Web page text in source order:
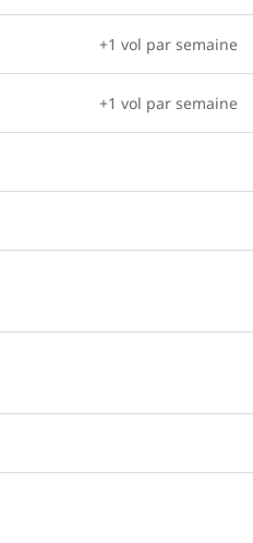
+1 vol par semaine
+1 vol par semaine